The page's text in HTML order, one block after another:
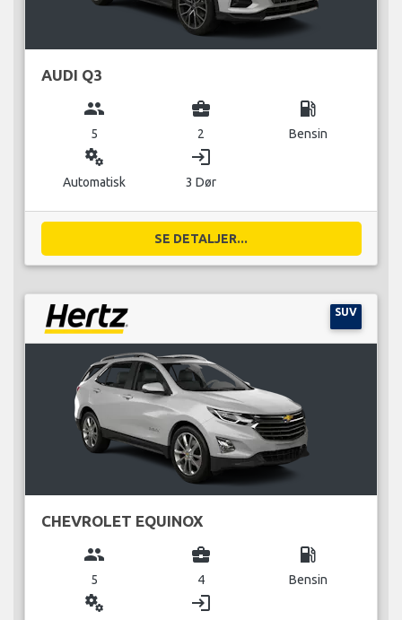
AUDI Q3
group
5
business_center
2
local_gas_station
Bensin
miscellaneous_services
Automatisk
login
3 Dør
SE DETALJER...
SUV
CHEVROLET EQUINOX
group
5
business_center
4
local_gas_station
Bensin
miscellaneous_services login